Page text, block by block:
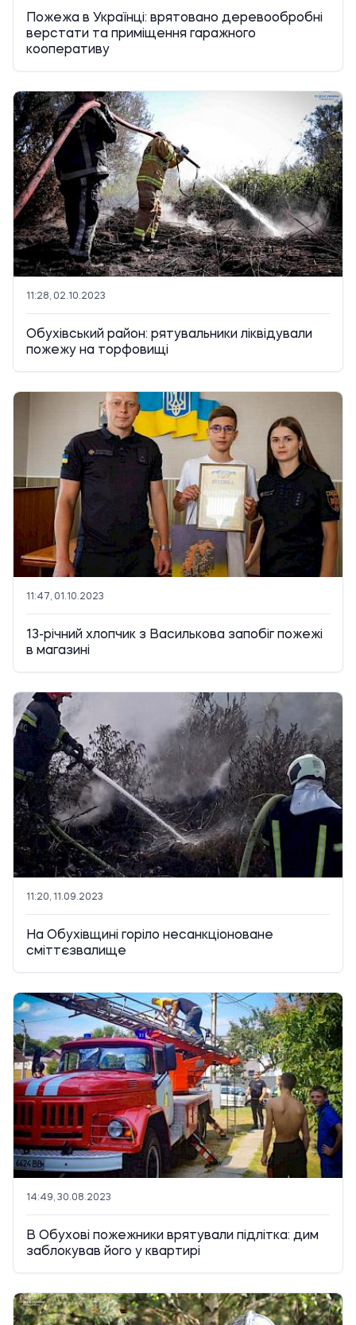
Пожежа в Українці: врятовано деревообробні
верстати та приміщення гаражного
кооперативу
11:28, 02.10.2023
Обухівський район: рятувальники ліквідували
пожежу на торфовищі
11:47, 01.10.2023
13-річний хлопчик з Василькова запобіг пожежі
в магазині
11:20, 11.09.2023
На Обухівщині горіло несанкціоноване
сміттєзвалище
14:49, 30.08.2023
В Обухові пожежники врятували підлітка: дим
заблокував його у квартирі